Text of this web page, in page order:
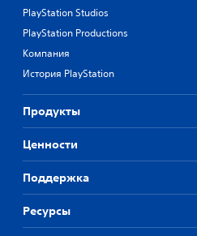
PlayStation Studios
PlayStation Productions
Компания
История PlayStation
Продукты
Ценности
Поддержка
Ресурсы